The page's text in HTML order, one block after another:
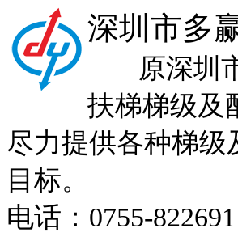
深圳市多
原深圳市
扶梯梯级及
尽力提供各种梯级
目标。
电话：0755-